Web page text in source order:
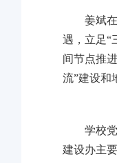
姜斌
遇，立足“
间节点推
流”建设和
学校
建设办主